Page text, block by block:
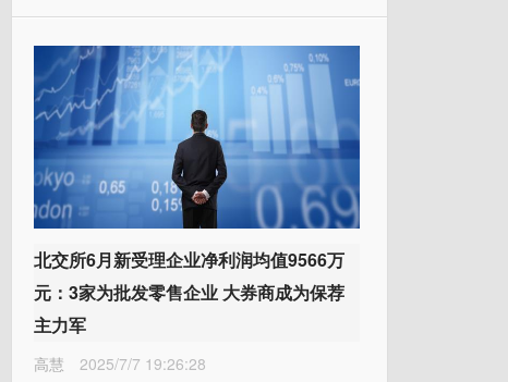
北交所6月新受理企业净利润均值9566万
元：3家为批发零售企业 大券商成为保荐
主力军
高慧 2025/7/7 19:26:28